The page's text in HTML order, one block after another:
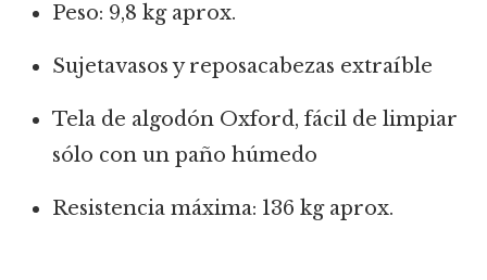
Peso: 9,8 kg aprox.
Sujetavasos y reposacabezas extraíble
Tela de algodón Oxford, fácil de limpiar
sólo con un paño húmedo
Resistencia máxima: 136 kg aprox.